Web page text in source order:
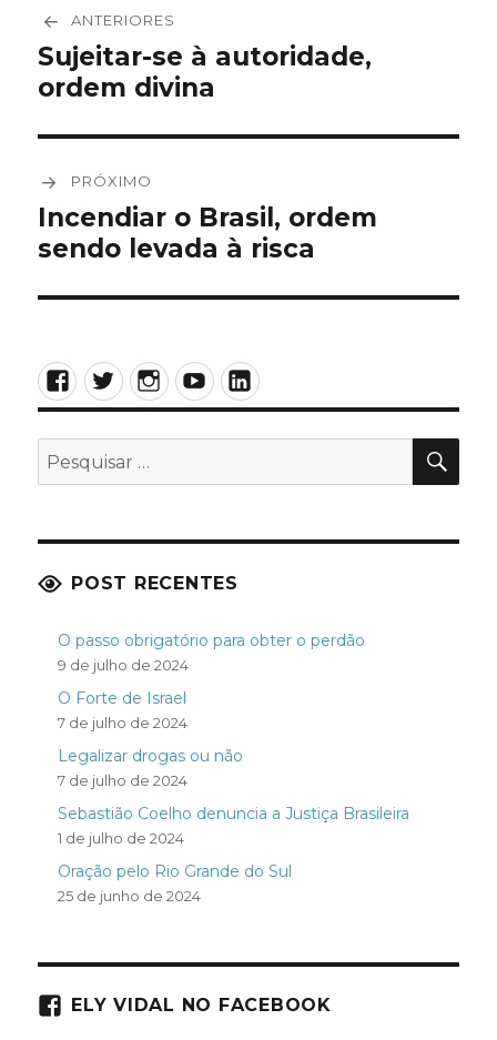
de
Post
ANTERIORES
Post
anterior:
Sujeitar-se à autoridade,
ordem divina
PRÓXIMO
Próximo
post:
Incendiar o Brasil, ordem
sendo levada à risca
Facebook
TwitterInstagram
YouTubeLinkedIn
Pesquisar
POST RECENTES
O passo obrigatório para obter o perdão
9 de julho de 2024
O Forte de Israel
7 de julho de 2024
Legalizar drogas ou não
7 de julho de 2024
Sebastião Coelho denuncia a Justiça Brasileira
1 de julho de 2024
Oração pelo Rio Grande do Sul
25 de junho de 2024
ELY VIDAL NO FACEBOOK